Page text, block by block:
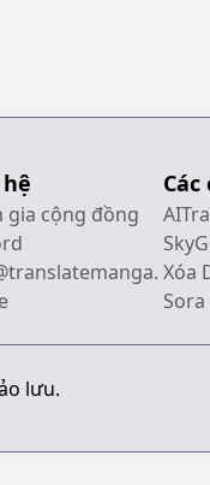
gia cộng đồng
Xóa
Sora
lưu.